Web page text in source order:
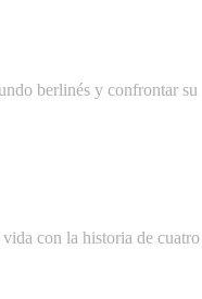
berlinés y confrontar su
con la historia de cuatro